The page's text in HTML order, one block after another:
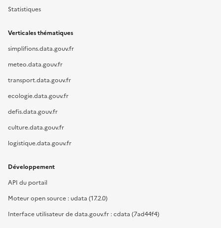
Statistiques
Verticales thématiques
simplifions.data.gouv.fr
meteo.data.gouv.fr
transport.data.gouv.fr
ecologie.data.gouv.fr
defis.data.gouv.fr
culture.data.gouv.fr
logistique.data.gouv.fr
Développement
API du portail
Moteur open source : udata (17.2.0)
Interface utilisateur de data.gouv.fr : cdata (7ad44f4)